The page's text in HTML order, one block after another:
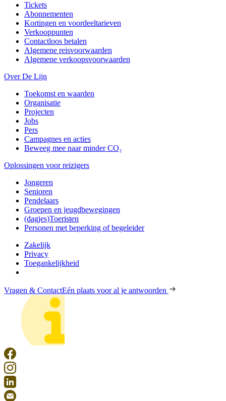
Tickets
Abonnementen
Kortingen en voordeeltarieven
Verkooppunten
Contactloos betalen
Algemene reisvoorwaarden
Algemene verkoopsvoorwaarden
Over De Lijn
Toekomst en waarden
Organisatie
Projecten
Jobs
Pers
Campagnes en acties
Beweeg mee naar minder CO₂
Oplossingen voor reizigers
Jongeren
Senioren
Pendelaars
Groepen en jeugdbewegingen
(dagjes)Toeristen
Personen met beperking of begeleider
Zakelijk
Privacy
Toegankelijkheid
Vragen & ContactEén plaats voor al je antwoorden